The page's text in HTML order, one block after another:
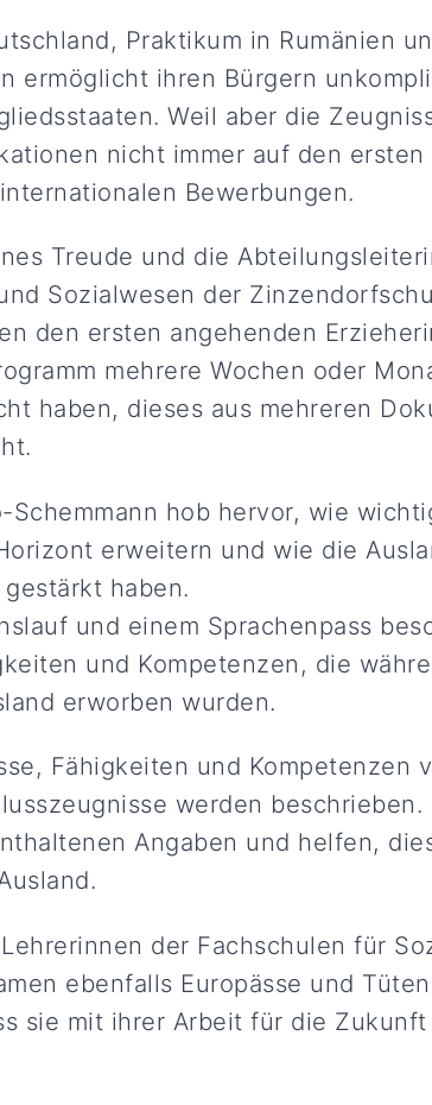
Praktikum in Rumänien
ermöglicht ihren Bürgern
Weil aber die
nicht immer auf den
Bewerbungen.
Treude und die
Sozialwesen der
den ersten angehenden
mehrere Wochen oder
haben, dieses aus mehreren
Schemmann hob hervor, wie
erweitern und wie die
haben.
und einem Sprachenpass
und Kompetenzen, die
erworben wurden.
Fähigkeiten und Kompetenzen
werden
Angaben und helfen,
der Fachschulen für
ebenfalls Europässe und
sie mit ihrer Arbeit für die Zukunft